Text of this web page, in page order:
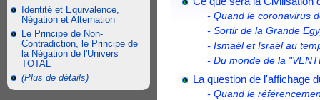
Identité et Equivalence,
Négation et Alternation
Le Principe de Non-
Contradiction, le Principe de
la Négation de l'Univers
TOTAL
(Plus de détails)
- Quand le coronavirus
- Sortir de la Grande
- Ismaël et Israël au
- Du monde de la
La question de l'affichage
- Quand le